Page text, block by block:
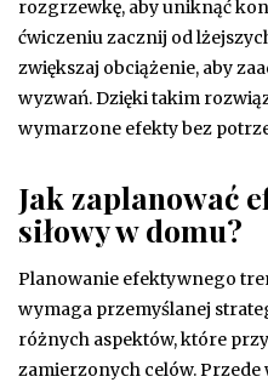
rozgrzewkę, aby uniknąć
ćwiczeniu zacznij od
zwiększaj obciążenie, aby
wyzwań. Dzięki takim
wymarzone efekty bez
Jak zaplanować
siłowy w domu?
Planowanie efektywnego
wymaga przemyślanej
różnych aspektów, które
zamierzonych celów. Przede